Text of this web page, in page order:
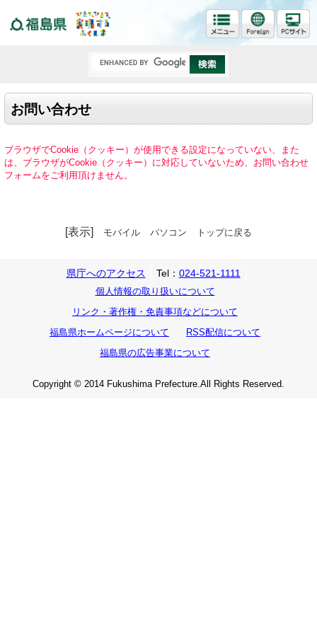
お問い合わせ
ブラウザでCookie（クッキー）が使用できる設定になっていない、また
は、ブラウザがCookie（クッキー）に対応していないため、お問い合わせ
フォームをご利用頂けません。
[表示] モバイル パソコン トップに戻る
県庁へのアクセス Tel： 024-521-1111
個人情報の取り扱いについて
リンク・著作権・免責事項などについて
福島県ホームページについて
RSS配信について
福島県の広告事業について
Copyright © 2014 Fukushima Prefecture.All Rights Reserved.